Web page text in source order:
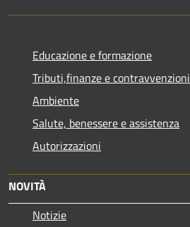
Educazione e formazione
Tributi,finanze e contravvenzioni
Ambiente
Salute, benessere e assistenza
Autorizzazioni
NOVITÀ
Notizie